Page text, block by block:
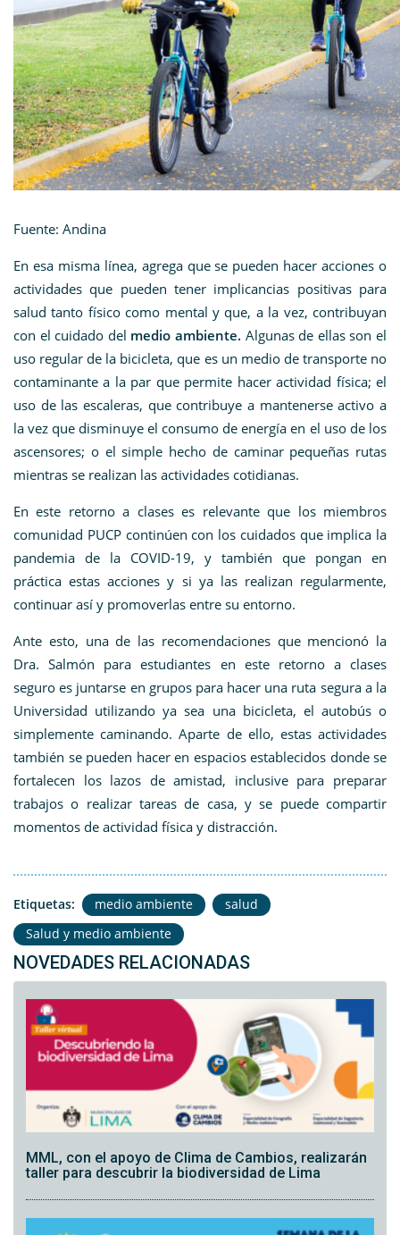
Fuente: Andina
En esa misma línea, agrega que se pueden hacer acciones o
actividades que pueden tener implicancias positivas para
salud tanto físico como mental y que, a la vez, contribuyan
con el cuidado del medio ambiente. Algunas de ellas son el
uso regular de la bicicleta, que es un medio de transporte no
contaminante a la par que permite hacer actividad física; el
uso de las escaleras, que contribuye a mantenerse activo a
la vez que disminuye el consumo de energía en el uso de los
ascensores; o el simple hecho de caminar pequeñas rutas
mientras se realizan las actividades cotidianas.
En este retorno a clases es relevante que los miembros
comunidad PUCP continúen con los cuidados que implica la
pandemia de la COVID-19, y también que pongan en
práctica estas acciones y si ya las realizan regularmente,
continuar así y promoverlas entre su entorno.
Ante esto, una de las recomendaciones que mencionó la
Dra. Salmón para estudiantes en este retorno a clases
seguro es juntarse en grupos para hacer una ruta segura a la
Universidad utilizando ya sea una bicicleta, el autobús o
simplemente caminando. Aparte de ello, estas actividades
también se pueden hacer en espacios establecidos donde se
fortalecen los lazos de amistad, inclusive para preparar
trabajos o realizar tareas de casa, y se puede compartir
momentos de actividad física y distracción.
Etiquetas: medio ambiente
salud
Salud y medio ambiente
NOVEDADES RELACIONADAS
MML, con el apoyo de Clima de Cambios, realizarán
taller para descubrir la biodiversidad de Lima